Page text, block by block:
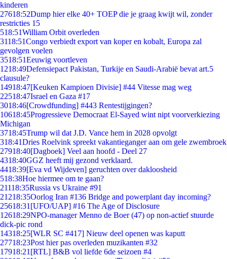
kinderen
27618:52Dump hier elke 40+ TOEP die je graag kwijt wil, zonder
restricties 15
518:51William Orbit overleden
3118:51Congo verbiedt export van koper en kobalt, Europa zal
gevolgen voelen
3518:51Eeuwig voortleven
1218:49Defensiepact Pakistan, Turkije en Saudi-Arabië bevat art.5
clausule?
14918:47[Keuken Kampioen Divisie] #44 Vitesse mag weg
22518:47Israel en Gaza #17
3018:46[Crowdfunding] #443 Rentestijgingen?
10618:45Progressieve Democraat El-Sayed wint nipt voorverkiezing
Michigan
3718:45Trump wil dat J.D. Vance hem in 2028 opvolgt
318:41Dries Roelvink spreekt vakantieganger aan om gele zwembroek
27918:40[Dagboek] Veel aan hoofd - Deel 27
4318:40GGZ heeft mij gezond verklaard.
4418:39[Eva vd Wijdeven] geruchten over dakloosheid
518:38Hoe hiermee om te gaan?
21118:35Russia vs Ukraine #91
21218:35Oorlog Iran #136 Bridge and powerplant day incoming?
25618:31 [UFO/UAP] #16 The Age of Disclosure
12618:29NPO-manager Menno de Boer (47) op non-actief stuurde
dick-pic rond
14318:25[WLR SC #417] Nieuw deel openen was kaputt
27718:23Post hier pas overleden muzikanten #32
17918:21 [RTL] B&B vol liefde 6de seizoen #4